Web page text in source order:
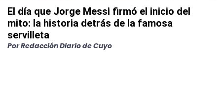
El día que Jorge Messi firmó el inicio del
mito: la historia detrás de la famosa
servilleta
PorRedacción Diario de Cuyo